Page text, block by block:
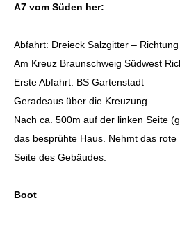
A7 vom Süden her:
Abfahrt: Dreieck Salzgitter –
Am Kreuz Braunschweig Südwest
Erste Abfahrt: BS Gartenstadt
Geradeaus über die Kreuzung
Nach ca. 500m auf der linken Seite
das besprühte Haus. Nehmt das
Seite des Gebäudes.
Boot